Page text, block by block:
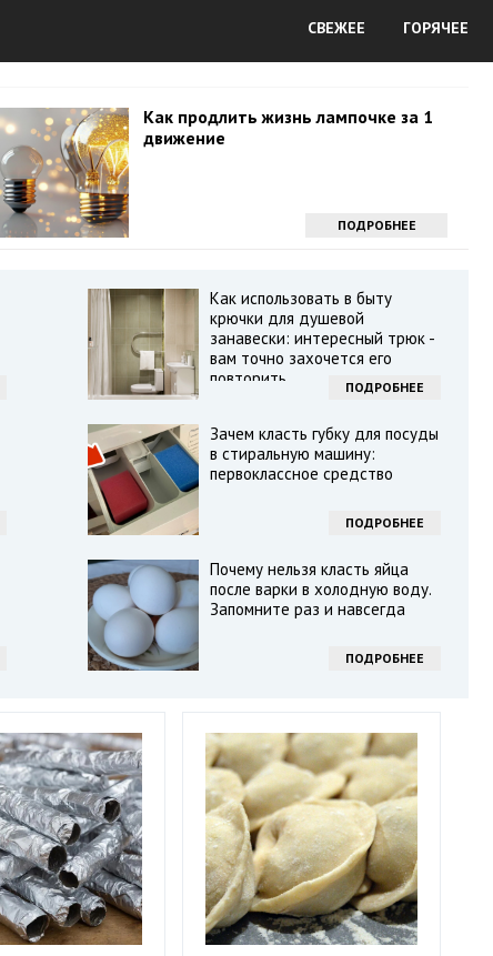
СВЕЖЕЕ ГОРЯЧЕЕ
Как продлить жизнь лампочке за 1
движение
ПОДРОБНЕЕ
Как использовать в быту
крючки для душевой
занавески: интересный трюк -
вам точно захочется его
повторить
ПОДРОБНЕЕ
Зачем класть губку для посуды
в стиральную машину:
первоклассное средство
ПОДРОБНЕЕ
Почему нельзя класть яйца
после варки в холодную воду.
Запомните раз и навсегда
ПОДРОБНЕЕ